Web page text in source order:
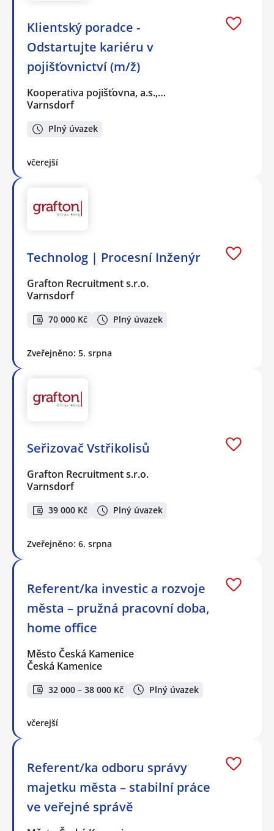
Klientský poradce -
Odstartujte kariéru v
pojišťovnictví (m/ž)
Kooperativa pojišťovna, a.s.,…
Varnsdorf
Plný úvazek
včerejší
Technolog | Procesní Inženýr
Grafton Recruitment s.r.o.
Varnsdorf
70 000 Kč Plný úvazek
Zveřejněno: 5. srpna
Seřizovač Vstřikolisů
Grafton Recruitment s.r.o.
Varnsdorf
39 000 Kč Plný úvazek
Zveřejněno: 6. srpna
Referent/ka investic a rozvoje
města – pružná pracovní doba,
home office
Město Česká Kamenice
Česká Kamenice
32 000 – 38 000 Kč Plný úvazek
včerejší
Referent/ka odboru správy
majetku města – stabilní práce
ve veřejné správě